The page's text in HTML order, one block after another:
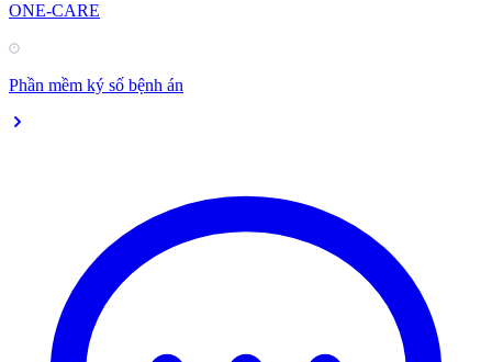
ONE-CARE
Phần mềm ký số bệnh án